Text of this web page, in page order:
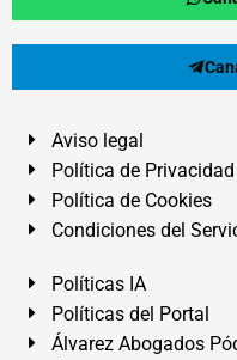
Aviso legal
Política de Privacidad
Política de Cookies
Condiciones del
Políticas IA
Políticas del Portal
Álvarez Abogados